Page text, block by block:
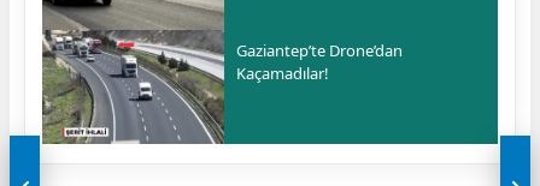
Gaziantep’te Drone’dan
Kaçamadılar!